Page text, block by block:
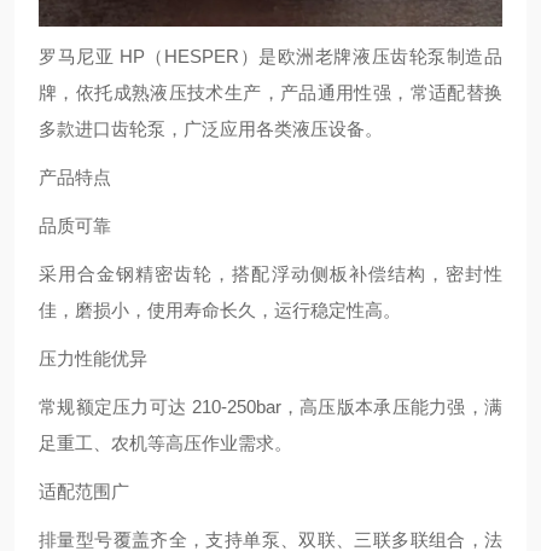
罗马尼亚 HP（HESPER）是欧洲老牌液压齿轮泵制造品
牌，依托成熟液压技术生产，产品通用性强，常适配替换
多款进口齿轮泵，广泛应用各类液压设备。
产品特点
品质可靠
采用合金钢精密齿轮，搭配浮动侧板补偿结构，密封性
佳，磨损小，使用寿命长久，运行稳定性高。
压力性能优异
常规额定压力可达 210-250bar，高压版本承压能力强，满
足重工、农机等高压作业需求。
适配范围广
排量型号覆盖齐全，支持单泵、双联、三联多联组合，法